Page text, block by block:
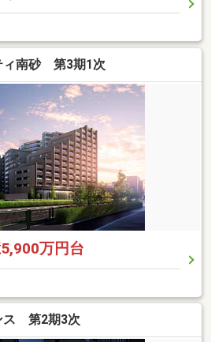
ィ南砂 第3期1次
万円台
ス 第2期3次